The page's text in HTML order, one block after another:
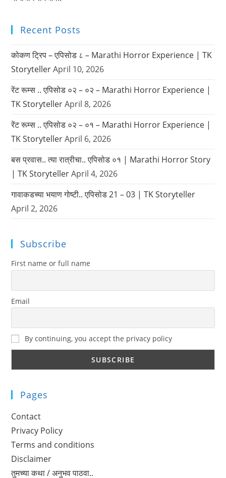
Recent Posts
कोकण ट्रिप – एपिसोड ८ – Marathi Horror Experience | TK
Storyteller April 10, 2026
रेंट रूम्स .. एपिसोड ०२ – ०२ – Marathi Horror Experience |
TK Storyteller April 8, 2026
रेंट रूम्स .. एपिसोड ०२ – ०१ – Marathi Horror Experience |
TK Storyteller April 6, 2026
बस प्रवास.. त्या रात्रीचा.. एपिसोड ०१ | Marathi Horror Story
| TK Storyteller April 4, 2026
गावाकडच्या भयाण गोष्टी.. एपिसोड 21 – 03 | TK Storyteller
April 2, 2026
Subscribe
First name or full name
Email
By continuing, you accept the privacy policy
Pages
Contact
Privacy Policy
Terms and conditions
Disclaimer
तुमच्या कथा / अनुभव पाठवा..